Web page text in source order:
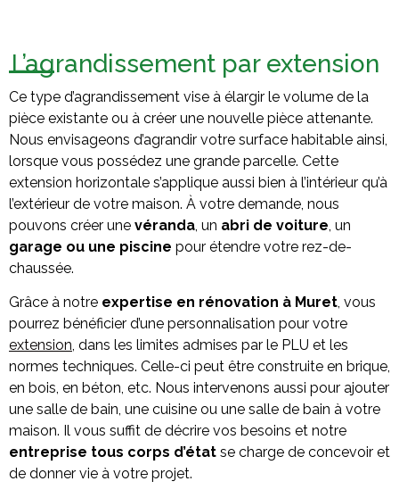
L’agrandissement par extension
Ce type d’agrandissement vise à élargir le volume de la
pièce existante ou à créer une nouvelle pièce attenante.
Nous envisageons d’agrandir votre surface habitable ainsi,
lorsque vous possédez une grande parcelle. Cette
extension horizontale s’applique aussi bien à l’intérieur qu’à
l’extérieur de votre maison. À votre demande, nous
pouvons créer une véranda, un abri de voiture, un
garage ou une piscine pour étendre votre rez-de-
chaussée.
Grâce à notre expertise en rénovation à Muret, vous
pourrez bénéficier d’une personnalisation pour votre
extension, dans les limites admises par le PLU et les
normes techniques. Celle-ci peut être construite en brique,
en bois, en béton, etc. Nous intervenons aussi pour ajouter
une salle de bain, une cuisine ou une salle de bain à votre
maison. Il vous suffit de décrire vos besoins et notre
entreprise tous corps d’état se charge de concevoir et
de donner vie à votre projet.